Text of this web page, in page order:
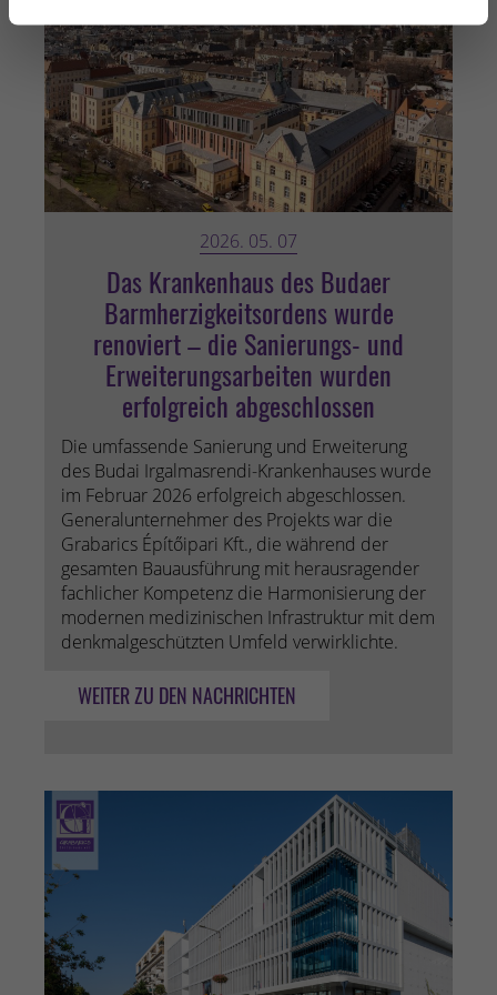
2026. 05. 07
Das Krankenhaus des Budaer
Barmherzigkeitsordens wurde
renoviert – die Sanierungs- und
Erweiterungsarbeiten wurden
erfolgreich abgeschlossen
Die umfassende Sanierung und Erweiterung
des Budai Irgalmasrendi-Krankenhauses wurde
im Februar 2026 erfolgreich abgeschlossen.
Generalunternehmer des Projekts war die
Grabarics Építőipari Kft., die während der
gesamten Bauausführung mit herausragender
fachlicher Kompetenz die Harmonisierung der
modernen medizinischen Infrastruktur mit dem
denkmalgeschützten Umfeld verwirklichte.
WEITER ZU DEN NACHRICHTEN